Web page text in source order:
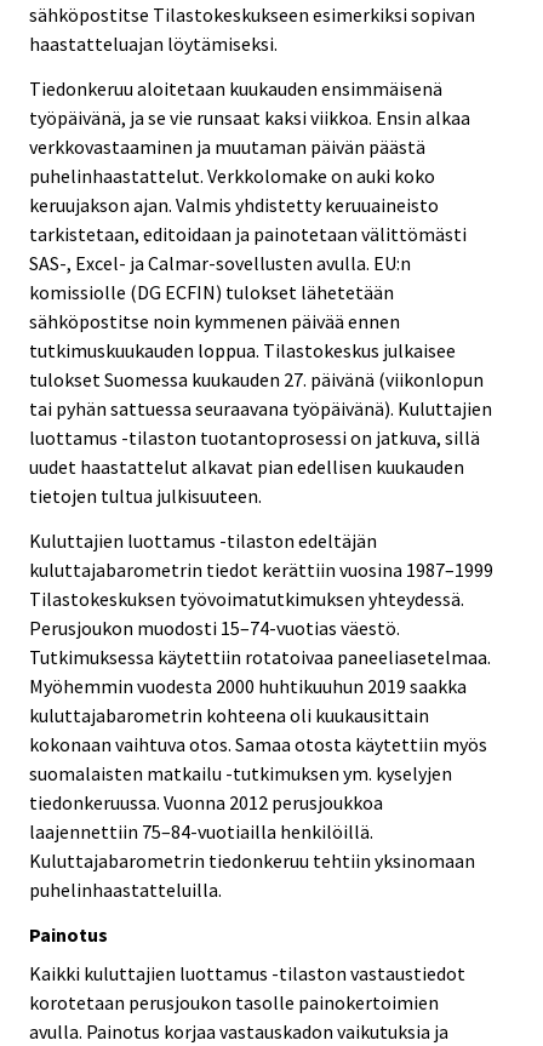
sähköpostitse Tilastokeskukseen esimerkiksi sopivan
haastatteluajan löytämiseksi.
Tiedonkeruu aloitetaan kuukauden ensimmäisenä
työpäivänä, ja se vie runsaat kaksi viikkoa. Ensin alkaa
verkkovastaaminen ja muutaman päivän päästä
puhelinhaastattelut. Verkkolomake on auki koko
keruujakson ajan. Valmis yhdistetty keruuaineisto
tarkistetaan, editoidaan ja painotetaan välittömästi
SAS-, Excel- ja Calmar-sovellusten avulla. EU:n
komissiolle (DG ECFIN) tulokset lähetetään
sähköpostitse noin kymmenen päivää ennen
tutkimuskuukauden loppua. Tilastokeskus julkaisee
tulokset Suomessa kuukauden 27. päivänä (viikonlopun
tai pyhän sattuessa seuraavana työpäivänä). Kuluttajien
luottamus -tilaston tuotantoprosessi on jatkuva, sillä
uudet haastattelut alkavat pian edellisen kuukauden
tietojen tultua julkisuuteen.
Kuluttajien luottamus -tilaston edeltäjän
kuluttajabarometrin tiedot kerättiin vuosina 1987–1999
Tilastokeskuksen työvoimatutkimuksen yhteydessä.
Perusjoukon muodosti 15–74-vuotias väestö.
Tutkimuksessa käytettiin rotatoivaa paneeliasetelmaa.
Myöhemmin vuodesta 2000 huhtikuuhun 2019 saakka
kuluttajabarometrin kohteena oli kuukausittain
kokonaan vaihtuva otos. Samaa otosta käytettiin myös
suomalaisten matkailu -tutkimuksen ym. kyselyjen
tiedonkeruussa. Vuonna 2012 perusjoukkoa
laajennettiin 75–84-vuotiailla henkilöillä.
Kuluttajabarometrin tiedonkeruu tehtiin yksinomaan
puhelinhaastatteluilla.
Painotus
Kaikki kuluttajien luottamus -tilaston vastaustiedot
korotetaan perusjoukon tasolle painokertoimien
avulla. Painotus korjaa vastauskadon vaikutuksia ja